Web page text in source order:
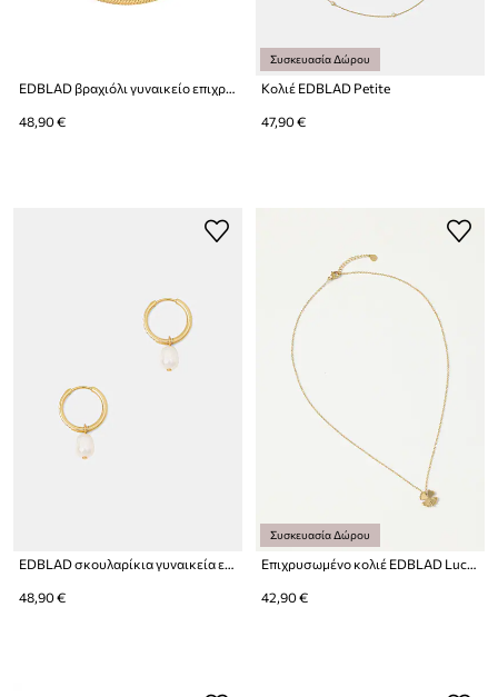
EDBLAD βραχιόλι γυναικείο επιχρυσωμένο Herringbone
48,90 €
Συσκευασία Δώρου
Κολιέ EDBLAD Petite
47,90 €
48,90 €
Συσκευασία Δώρου
42,90 €